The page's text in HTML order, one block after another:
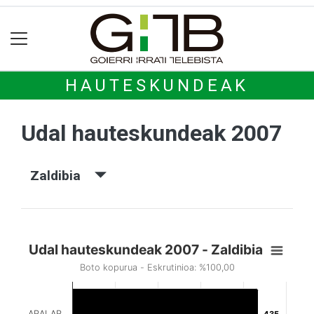
HAUTESKUNDEAK
Udal hauteskundeak 2007
Zaldibia
Udal hauteskundeak 2007 - Zaldibia
Boto kopurua - Eskrutinioa: %100,00